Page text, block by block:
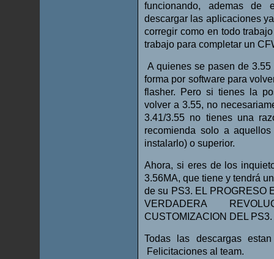
funcionando, ademas de
descargar las aplicaciones
corregir como en todo
trabajo para completar un
A quienes se pasen de
forma por software para
flasher. Pero si tienes la
volver a 3.55, no
3.41/3.55 no tienes una
recomienda solo a
instalarlo) o superior.
Ahora, si eres de los
3.56MA, que tiene y tendrá
de su PS3. EL PROGRESO
VERDADERA
CUSTOMIZACION DEL PS3.
Todas las descargas
Felicitaciones al team.